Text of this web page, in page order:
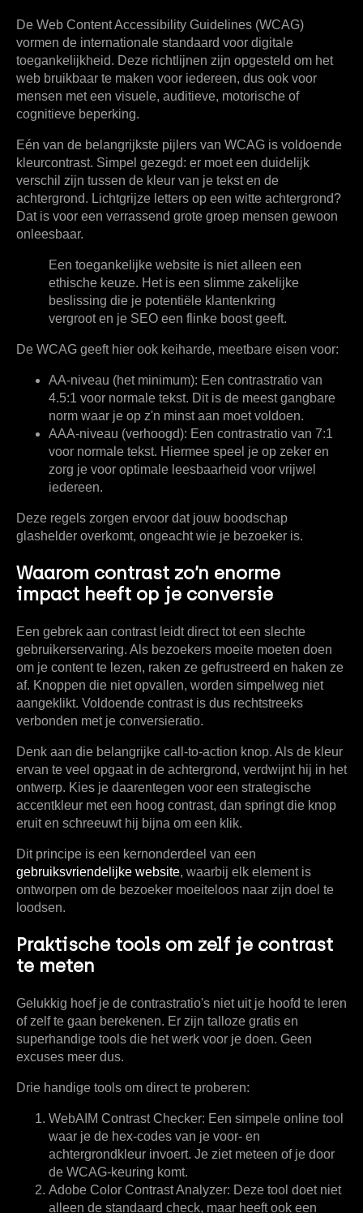
De Web Content Accessibility Guidelines (WCAG)
vormen de internationale standaard voor digitale
toegankelijkheid. Deze richtlijnen zijn opgesteld om het
web bruikbaar te maken voor iedereen, dus ook voor
mensen met een visuele, auditieve, motorische of
cognitieve beperking.
Eén van de belangrijkste pijlers van WCAG is voldoende
kleurcontrast. Simpel gezegd: er moet een duidelijk
verschil zijn tussen de kleur van je tekst en de
achtergrond. Lichtgrijze letters op een witte achtergrond?
Dat is voor een verrassend grote groep mensen gewoon
onleesbaar.
Een toegankelijke website is niet alleen een
ethische keuze. Het is een slimme zakelijke
beslissing die je potentiële klantenkring
vergroot en je SEO een flinke boost geeft.
De WCAG geeft hier ook keiharde, meetbare eisen voor:
AA-niveau (het minimum): Een contrastratio van
4.5:1 voor normale tekst. Dit is de meest gangbare
norm waar je op z'n minst aan moet voldoen.
AAA-niveau (verhoogd): Een contrastratio van 7:1
voor normale tekst. Hiermee speel je op zeker en
zorg je voor optimale leesbaarheid voor vrijwel
iedereen.
Deze regels zorgen ervoor dat jouw boodschap
glashelder overkomt, ongeacht wie je bezoeker is.
Waarom contrast zo’n enorme
impact heeft op je conversie
Een gebrek aan contrast leidt direct tot een slechte
gebruikerservaring. Als bezoekers moeite moeten doen
om je content te lezen, raken ze gefrustreerd en haken ze
af. Knoppen die niet opvallen, worden simpelweg niet
aangeklikt. Voldoende contrast is dus rechtstreeks
verbonden met je conversieratio.
Denk aan die belangrijke call-to-action knop. Als de kleur
ervan te veel opgaat in de achtergrond, verdwijnt hij in het
ontwerp. Kies je daarentegen voor een strategische
accentkleur met een hoog contrast, dan springt die knop
eruit en schreeuwt hij bijna om een klik.
Dit principe is een kernonderdeel van een
gebruiksvriendelijke website, waarbij elk element is
ontworpen om de bezoeker moeiteloos naar zijn doel te
loodsen.
Praktische tools om zelf je contrast
te meten
Gelukkig hoef je de contrastratio's niet uit je hoofd te leren
of zelf te gaan berekenen. Er zijn talloze gratis en
superhandige tools die het werk voor je doen. Geen
excuses meer dus.
Drie handige tools om direct te proberen:
WebAIM Contrast Checker: Een simpele online tool
waar je de hex-codes van je voor- en
achtergrondkleur invoert. Je ziet meteen of je door
de WCAG-keuring komt.
Adobe Color Contrast Analyzer: Deze tool doet niet
alleen de standaard check, maar heeft ook een